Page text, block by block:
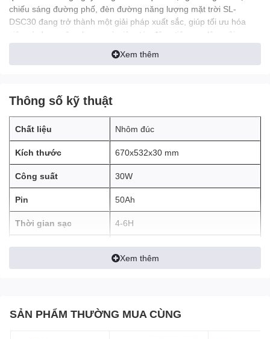
chiếu sáng đường phố, đèn đường năng lượng mặt trời SL-
DSC30 đang trở thành một giải pháp xuất sắc, giúp tối ưu hóa
việc sử dụng năng lượng và giảm tác động tiêu cực lên môi
trường.
Xem thêm
Thông số kỹ thuật
Chất liệu Nhôm đúc
Kích thước 670x532x30 mm
Công suất 30W
Pin 50Ah
Thời gian sạc 4-6H
Thời gian sáng 12 giờ
Cấp bảo vệ IP65
Xem thêm
SẢN PHẨM THƯỜNG MUA CÙNG